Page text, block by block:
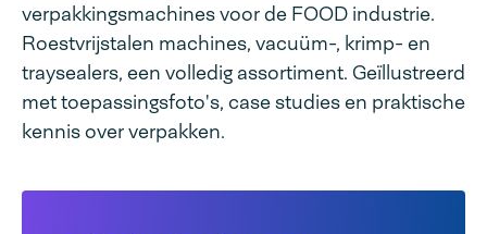
verpakkingsmachines voor de FOOD industrie.
Roestvrijstalen machines, vacuüm-, krimp- en
traysealers, een volledig assortiment. Geïllustreerd
met toepassingsfoto's, case studies en praktische
kennis over verpakken.